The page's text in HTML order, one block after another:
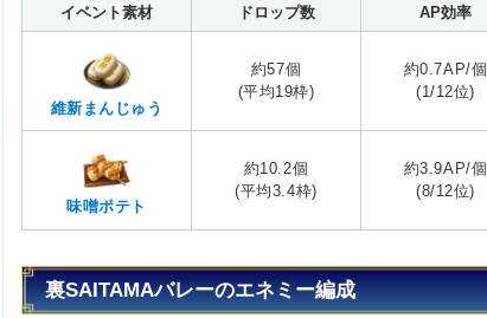
イベント素材 ドロップ数 AP効率
維新まんじゅう
約57個
(平均19枠)
約0.7AP/個
(1/12位)
味噌ポテト
約10.2個
(平均3.4枠)
約3.9AP/個
(8/12位)
裏SAITAMAバレーのエネミー編成